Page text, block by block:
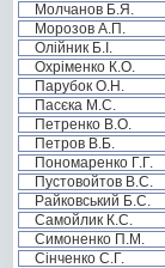
Молчанов Б.Я.
Морозов А.П.
Олійник Б.І.
Охріменко К.О.
Парубок О.Н.
Пасєка М.С.
Петренко В.О.
Петров В.Б.
Пономаренко Г.Г.
Пустовойтов В.С.
Райковський Б.С.
Самойлик К.С.
Симоненко П.М.
Сінченко С.Г.